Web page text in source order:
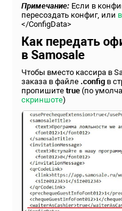
Примечание: Если в
пересоздать конфиг, или
</ConfigData>
Как передать
в Samosale
Чтобы вместо кассира в
заказа в файле .config в
пропишите true (по
скриншоте)